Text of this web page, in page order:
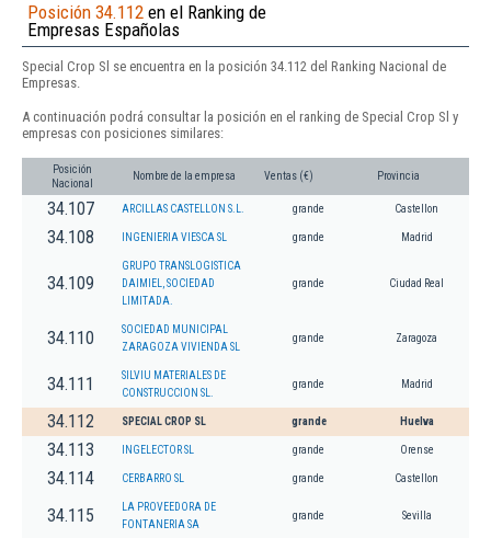
Posición 34.112 en el Ranking de
Empresas Españolas
Special Crop Sl se encuentra en la posición 34.112 del Ranking Nacional de
Empresas.
A continuación podrá consultar la posición en el ranking de Special Crop Sl y
empresas con posiciones similares:
Posición
Nacional
Nombre de la empresa Ventas (€) Provincia
34.107 ARCILLAS CASTELLON S.L. grande Castellon
34.108 INGENIERIA VIESCA SL grande Madrid
34.109
GRUPO TRANSLOGISTICA
DAIMIEL, SOCIEDAD
LIMITADA.
grande Ciudad Real
34.110
SOCIEDAD MUNICIPAL
ZARAGOZA VIVIENDA SL
grande Zaragoza
34.111
SILVIU MATERIALES DE
CONSTRUCCION SL.
grande Madrid
34.112 SPECIAL CROP SL grande Huelva
34.113 INGELECTOR SL grande Orense
34.114 CERBARRO SL grande Castellon
34.115
LA PROVEEDORA DE
FONTANERIA SA
grande Sevilla